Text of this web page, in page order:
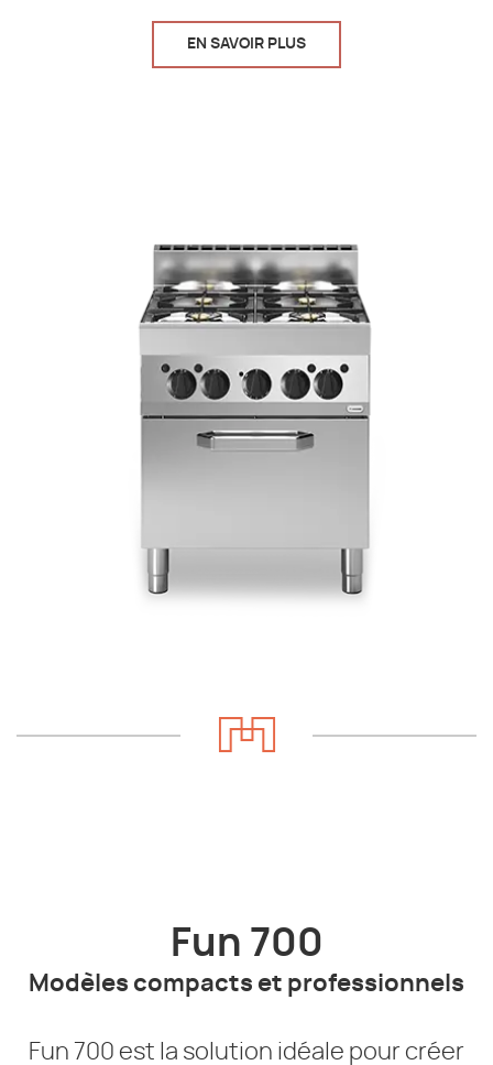
EN SAVOIR PLUS
Fun 700
Modèles compacts et professionnels
Fun 700 est la solution idéale pour créer